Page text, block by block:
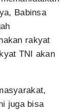
Babinsa
rakyat
TNI akan
juga bisa